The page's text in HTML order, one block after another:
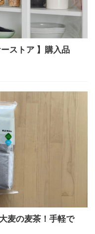
ストア 】購入品
麦の麦茶！手軽で